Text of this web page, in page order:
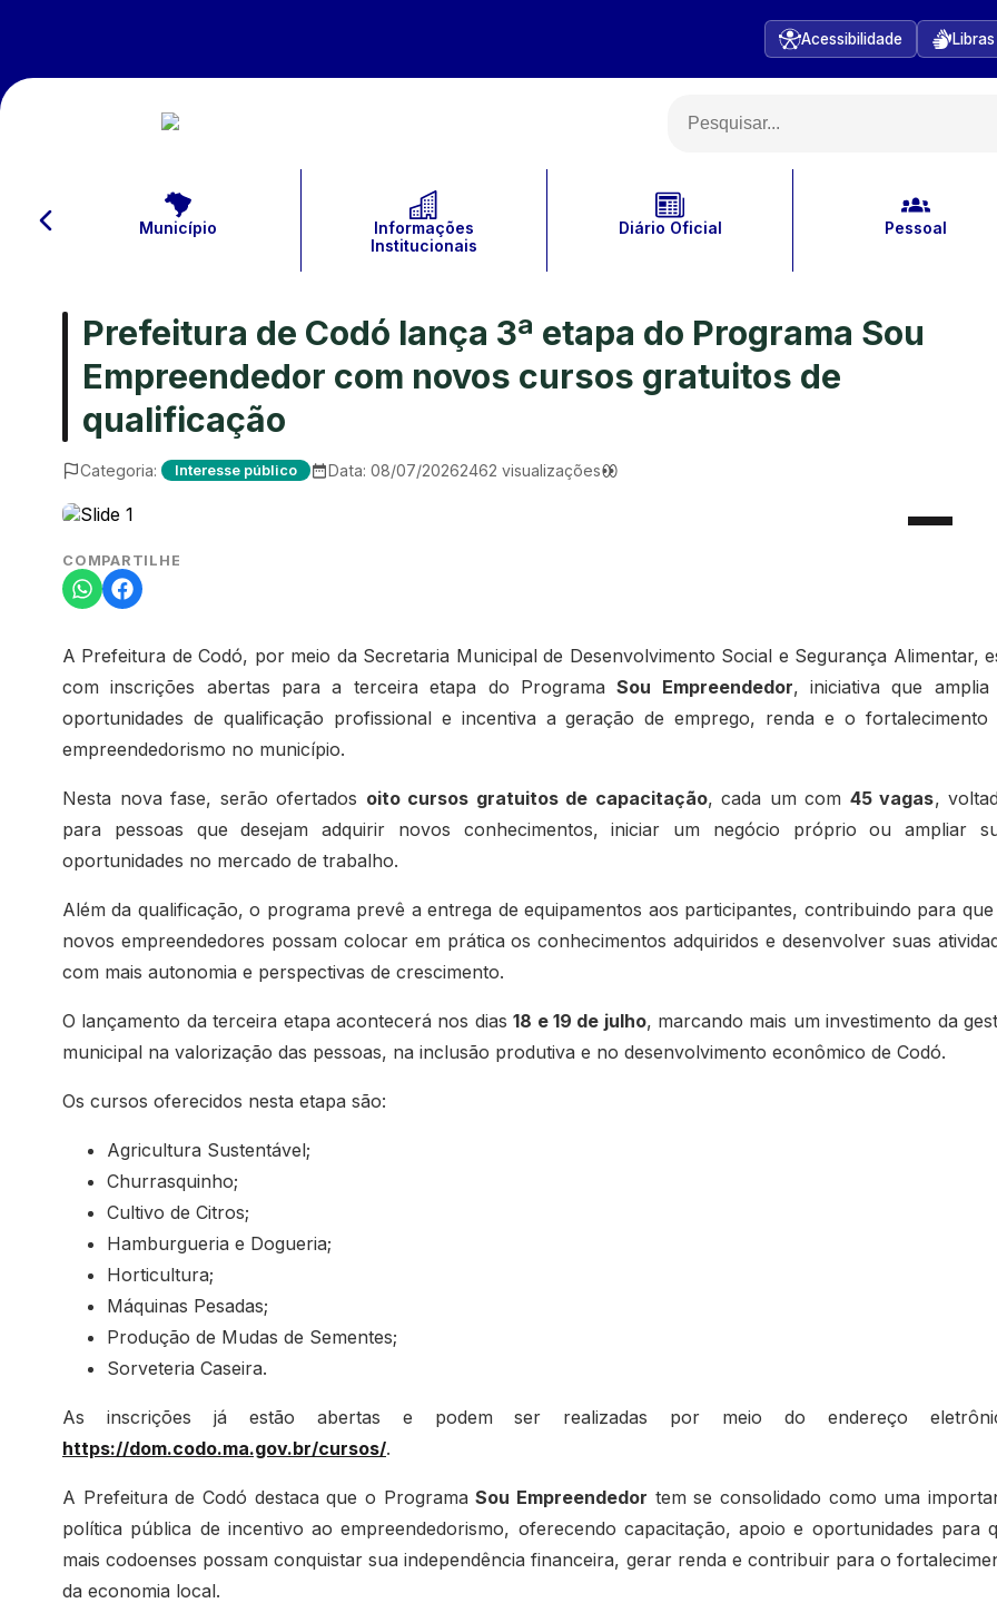
Acessibilidade Libras
Município
Informações
Institucionais
Diário Oficial Pessoal
Prefeitura de Codó lança 3ª etapa do Programa Sou
Empreendedor com novos cursos gratuitos de
qualificação
Categoria: Interesse público Data: 08/07/20262462 visualizações
COMPARTILHE
A Prefeitura de Codó, por meio da Secretaria Municipal de Desenvolvimento Social e Segurança Alimentar,
com inscrições abertas para a terceira etapa do ProgramaSou Empreendedor, iniciativa que amplia
oportunidades de qualificação profissional e incentiva a geração de emprego, renda e o fortalecimento
empreendedorismo no município.
Nesta nova fase, serão ofertados oito cursos gratuitos de capacitação, cada um com 45 vagas,
para pessoas que desejam adquirir novos conhecimentos, iniciar um negócio próprio ou ampliar
oportunidades no mercado de trabalho.
Além da qualificação, o programa prevê a entrega de equipamentos aos participantes, contribuindo para que
novos empreendedores possam colocar em prática os conhecimentos adquiridos e desenvolver suas
com mais autonomia e perspectivas de crescimento.
O lançamento da terceira etapa acontecerá nos dias18 e 19 de julho, marcando mais um investimento da
municipal na valorização das pessoas, na inclusão produtiva e no desenvolvimento econômico de Codó.
Os cursos oferecidos nesta etapa são:
Agricultura Sustentável;
Churrasquinho;
Cultivo de Citros;
Hamburgueria e Dogueria;
Horticultura;
Máquinas Pesadas;
Produção de Mudas de Sementes;
Sorveteria Caseira.
As inscrições já estão abertas e podem ser realizadas por meio do endereço
https://dom.codo.ma.gov.br/cursos/.
A Prefeitura de Codó destaca que o ProgramaSou Empreendedor tem se consolidado como uma
política pública de incentivo ao empreendedorismo, oferecendo capacitação, apoio e oportunidades para
mais codoenses possam conquistar sua independência financeira, gerar renda e contribuir para o
da economia local.